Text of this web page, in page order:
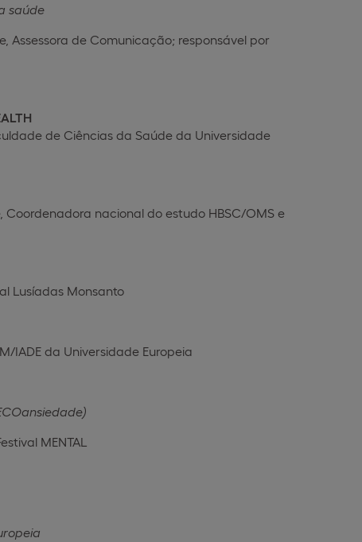
saúde
Assessora de Comunicação; responsável por
de Ciências da Saúde da Universidade
nacional do estudo HBSC/OMS e
Lusíadas Monsanto
IADE da Universidade Europeia
MENTAL